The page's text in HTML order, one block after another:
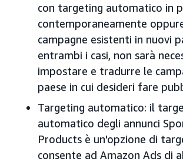
con targeting automatico in
contemporaneamente
campagne esistenti in nuovi
entrambi i casi, non sarà
impostare e tradurre le
paese in cui desideri fare
Targeting automatico: il
automatico degli annunci
Products è un'opzione di
consente ad Amazon Ads di